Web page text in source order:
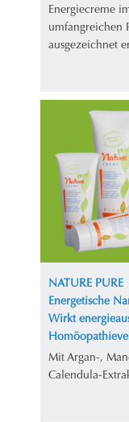
Energiecreme
umfangreichen
ausgezeichnet
NATURE PURE
Energetische
Wirkt
Mit Argan-,
Calendula-